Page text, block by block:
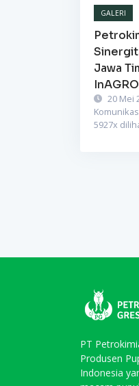
GALERI
Jawa
20 Mei
5927x
PT
Produsen
Indonesia